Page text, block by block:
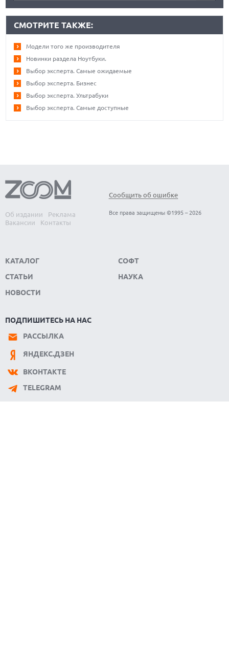
СМОТРИТЕ ТАКЖЕ:
Модели того же производителя
Новинки раздела Ноутбуки.
Выбор эксперта. Самые ожидаемые
Выбор эксперта. Бизнес
Выбор эксперта. Ультрабуки
Выбор эксперта. Самые доступные
Об издании
Реклама
Вакансии
Контакты
Сообщить об ошибке
Все права защищены ©1995 – 2026
КАТАЛОГ
СТАТЬИ
НОВОСТИ
СОФТ
НАУКА
ПОДПИШИТЕСЬ НА НАС
РАССЫЛКА
ЯНДЕКС.ДЗЕН
ВКОНТАКТЕ
TELEGRAM